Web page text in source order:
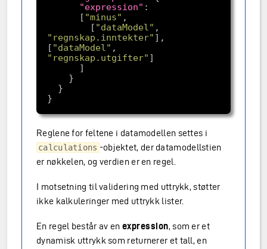
"expression"
      [
"minus"
        [
"dataModel"
"regnskap.inntekter" ],
[ "dataModel"
"regnskap.utgifter"
Reglene for feltene i datamodellen settes i
calculations -objektet, der datamodellstien
er nøkkelen, og verdien er en regel.
I motsetning til validering med uttrykk, støtter
ikke kalkuleringer med uttrykk lister.
En regel består av en expression, som er et
dynamisk uttrykk som returnerer et tall, en